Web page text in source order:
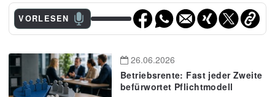
VORLESEN
26.06.2026
Betriebsrente: Fast jeder Zweite
befürwortet Pflichtmodell